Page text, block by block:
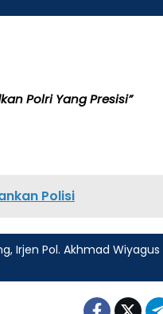
Polri Yang Presisi”
Polisi
Irjen Pol. Akhmad Wiyagus